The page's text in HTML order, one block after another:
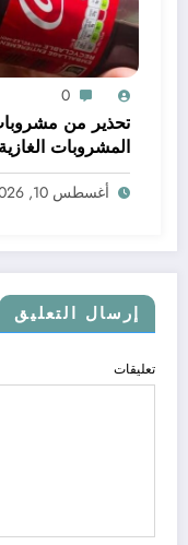
0
تحذير من
المشروبات الغازية
أغسطس 10, 2026
إرسال التعليق
تعليقات